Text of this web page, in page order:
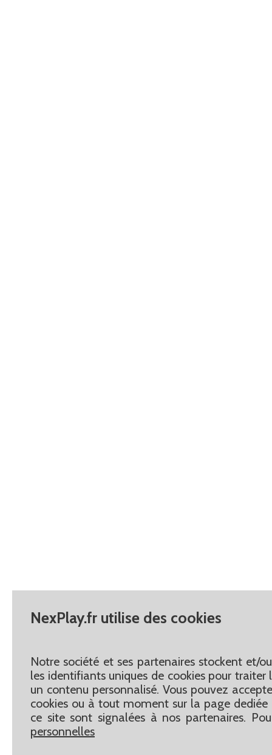
NexPlay.fr utilise des cookies
Notre société et ses partenaires stockent et/
les identifiants uniques de cookies pour
un contenu personnalisé. Vous pouvez
cookies ou à tout moment sur la page dediée
ce site sont signalées à nos partenaires.
personnelles